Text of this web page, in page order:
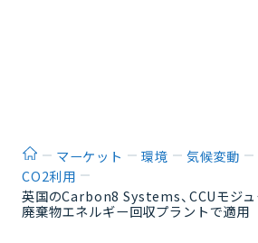
ホームマーケット 環境 気候変動
CO2利用
英国のCarbon8 Systems、CCUモジ
廃棄物エネルギー回収プラントで適用